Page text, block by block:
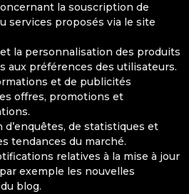
la souscription de
services proposés via le site
et la personnalisation des produits
aux préférences des utilisateurs.
et de publicités
offres, promotions et
d’enquêtes, de statistiques et
tendances du marché.
relatives à la mise à jour
exemple les nouvelles
blog.